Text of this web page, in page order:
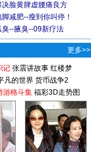
决脸黄脾虚腰痛良方
脚减肥--瘦到你叫停！
臭--腋臭--09新疗法
更多>>
记 张震讲故事 红楼梦
凡的世界 货币战争2
游格斗集 福彩3D走势图